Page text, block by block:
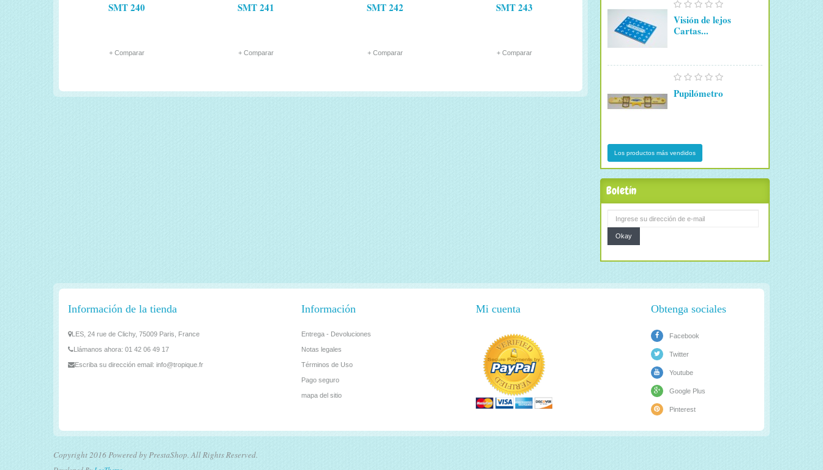
SMT 240
+ Comparar
SMT 241
+ Comparar
SMT 242
+ Comparar
SMT 243
+ Comparar
Visión de lejos
Cartas...
Pupilómetro
Los productos más vendidos
Boletín
Okay
Información de la tienda
LES, 24 rue de Clichy, 75009 Paris, France
Llámanos ahora: 01 42 06 49 17
Escriba su dirección email: info@tropique.fr
Información
Entrega - Devoluciones
Notas legales
Términos de Uso
Pago seguro
mapa del sitio
Mi cuenta Obtenga sociales
Facebook
Twitter
Youtube
Google Plus
Pinterest
Copyright 2016 Powered by PrestaShop. All Rights Reserved.